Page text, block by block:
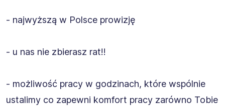
- najwyższą w Polsce prowizję
- u nas nie zbierasz rat!!
- możliwość pracy w godzinach, które wspólnie
ustalimy co zapewni komfort pracy zarówno Tobie